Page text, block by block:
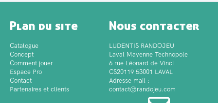
Plan du site
Catalogue
Concept
Comment jouer
Espace Pro
Contact
Partenaires et clients
Nous contacter
LUDENTIS RANDOJEU
Laval Mayenne Technopole
6 rue Léonard de Vinci
CS20119 53001 LAVAL
Adresse mail :
contact@randojeu.com